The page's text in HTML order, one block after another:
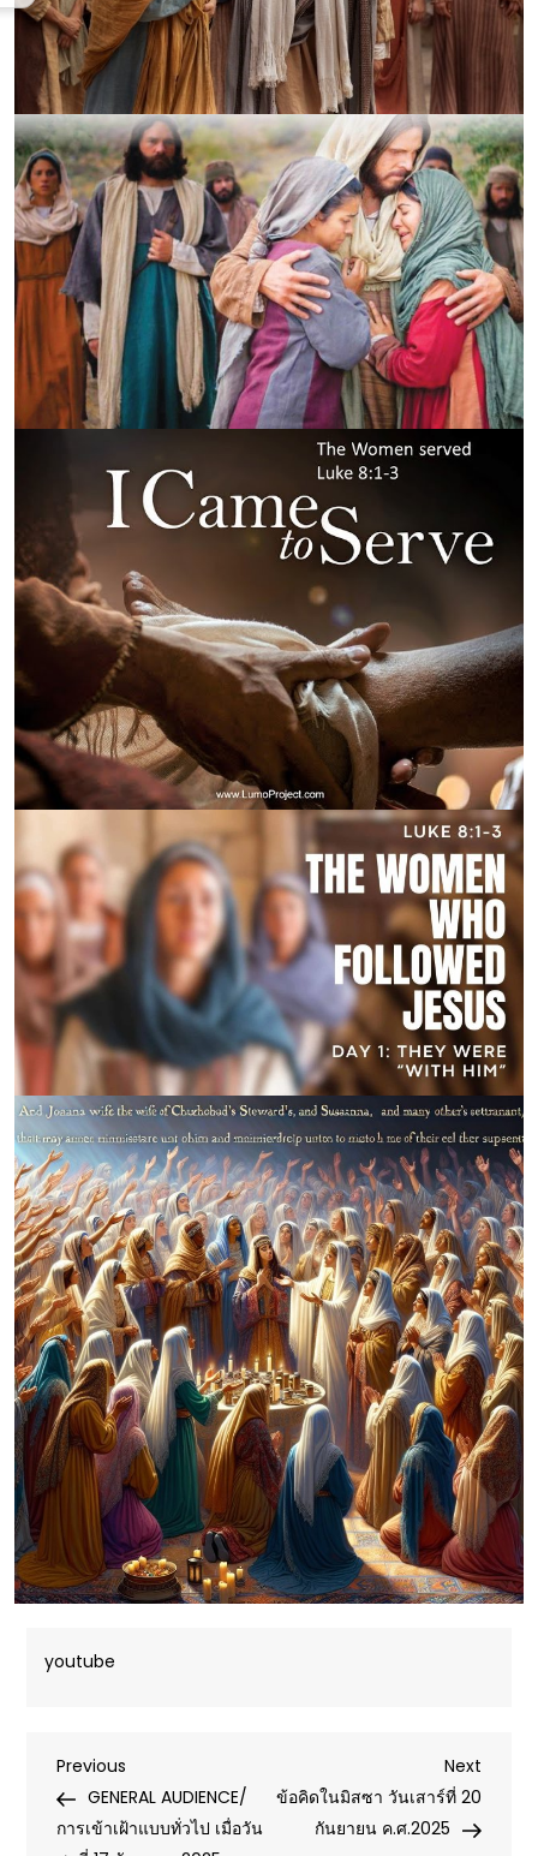
youtube
Post
navigation
Previous
Post
Previous
GENERAL AUDIENCE/
การเข้าเฝ้าแบบทั่วไป เมื่อวัน
Next
Post
Next
ข้อคิดในมิสซา วันเสาร์ที่ 20
กันยายน ค.ศ.2025